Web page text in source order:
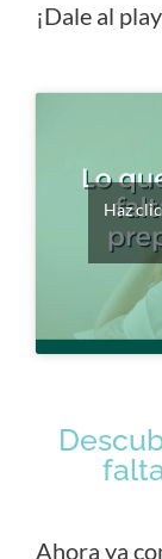
¡Dale al
Haz
Ahora ya